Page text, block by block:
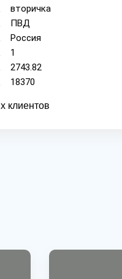
вторичка
ПВД
Россия
1
2743.82
18370
клиентов